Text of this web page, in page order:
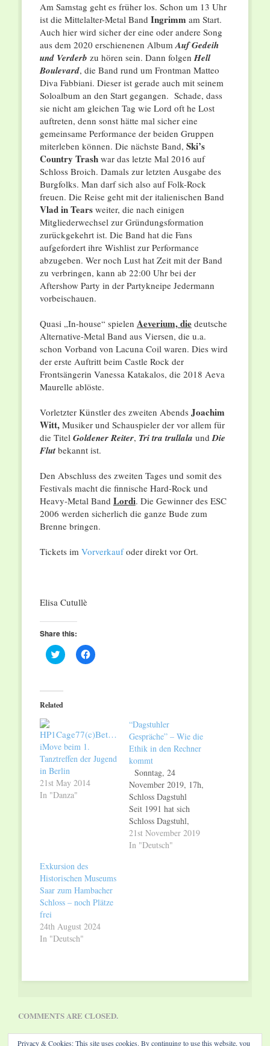
Am Samstag geht es früher los. Schon um 13 Uhr
ist die Mittelalter-Metal Band Ingrimm am Start.
Auch hier wird sicher der eine oder andere Song
aus dem 2020 erschienenen AlbumAuf Gedeih
und Verderb zu hören sein. Dann folgenHell
Boulevard, die Band rund um Frontman Matteo
Diva Fabbiani. Dieser ist gerade auch mit seinem
Soloalbum an den Start gegangen. Schade, dass
sie nicht am gleichen Tag wie Lord oft he Lost
auftreten, denn sonst hätte mal sicher eine
gemeinsame Performance der beiden Gruppen
miterleben können. Die nächste Band, Ski’s
Country Trashwar das letzte Mal 2016 auf
Schloss Broich. Damals zur letzten Ausgabe des
Burgfolks. Man darf sich also auf Folk-Rock
freuen. Die Reise geht mit der italienischen Band
Vlad in Tearsweiter, die nach einigen
Mitgliederwechsel zur Gründungsformation
zurückgekehrt ist. Die Band hat die Fans
aufgefordert ihre Wishlist zur Performance
abzugeben. Wer noch Lust hat Zeit mit der Band
zu verbringen, kann ab 22:00 Uhr bei der
Aftershow Party in der Partykneipe Jedermann
vorbeischauen.
Quasi „In-house“ spielen Aeverium, diedeutsche
Alternative-Metal Band aus Viersen, die u.a.
schon Vorband von Lacuna Coil waren. Dies wird
der erste Auftritt beim Castle Rock der
Frontsängerin Vanessa Katakalos, die 2018 Aeva
Maurelle ablöste.
Vorletzter Künstler des zweiten Abends Joachim
Witt, Musiker und Schauspieler der vor allem für
die Titel Goldener Reiter, Tri tra trullala undDie
Flutbekannt ist.
Den Abschluss des zweiten Tages und somit des
Festivals macht die finnische Hard-Rock und
Heavy-Metal Band Lordi. Die Gewinner des ESC
2006 werden sicherlich die ganze Bude zum
Brenne bringen.
Tickets im Vorverkaufoder direkt vor Ort.
Elisa Cutullè
Share this:
Click
to
(Opens
in
new
Click
to
Related
iMove beim 1.
Tanztreffen der Jugend
in Berlin
21st May 2014
In "Danza"
“Dagstuhler
Gespräche” – Wie die
Ethik in den Rechner
kommt
Sonntag, 24
November 2019, 17h,
Schloss Dagstuhl
Seit 1991 hat sich
Schloss Dagstuhl,
Leibniz Zentrum für
Informatik, zum
21st November 2019
In "Deutsch"
Exkursion des
Historischen Museums
Saar zum Hambacher
Schloss – noch Plätze
frei
24th August 2024
In "Deutsch"
COMMENTS ARE CLOSED.
Privacy & Cookies: This site uses cookies. By continuing to use this website, you